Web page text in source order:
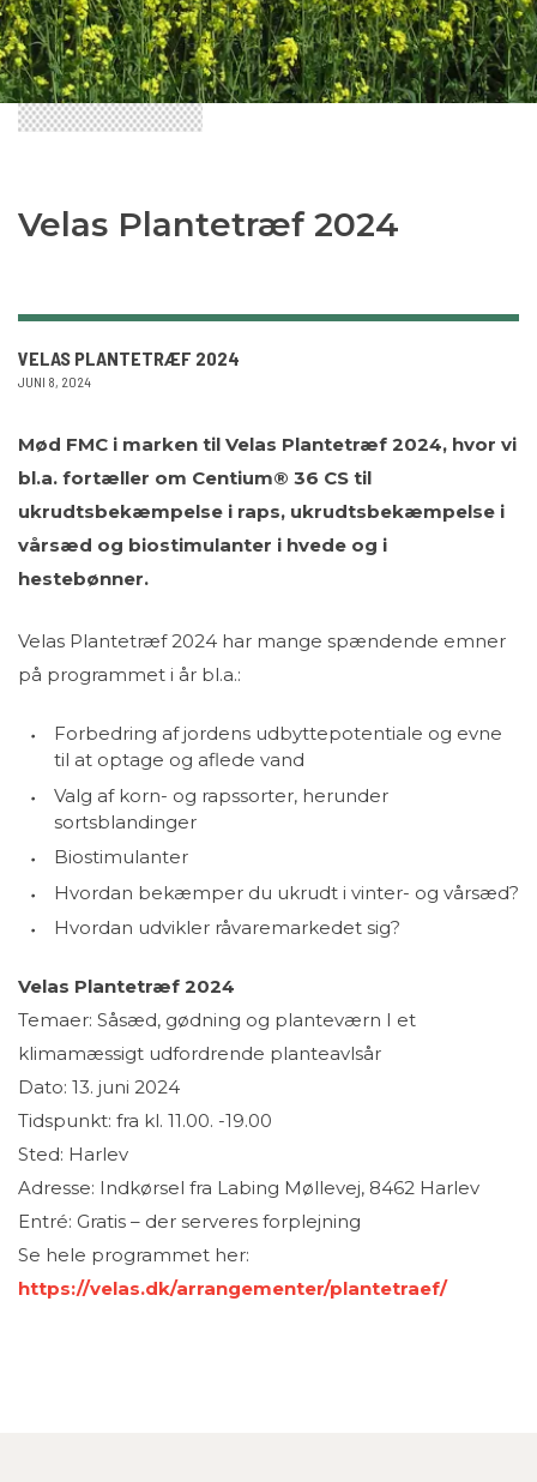
Velas Plantetræf 2024
VELAS PLANTETRÆF 2024
JUNI 8, 2024
Mød FMC i marken til Velas Plantetræf 2024, hvor vi
bl.a. fortæller om Centium® 36 CS til
ukrudtsbekæmpelse i raps, ukrudtsbekæmpelse i
vårsæd og biostimulanter i hvede og i
hestebønner.
Velas Plantetræf 2024 har mange spændende emner
på programmet i år bl.a.:
Forbedring af jordens udbyttepotentiale og evne
til at optage og aflede vand
Valg af korn- og rapssorter, herunder
sortsblandinger
Biostimulanter
Hvordan bekæmper du ukrudt i vinter- og vårsæd?
Hvordan udvikler råvaremarkedet sig?
Velas Plantetræf 2024
Temaer: Såsæd, gødning og planteværn I et
klimamæssigt udfordrende planteavlsår
Dato: 13. juni 2024
Tidspunkt: fra kl. 11.00. -19.00
Sted: Harlev
Adresse: Indkørsel fra Labing Møllevej, 8462 Harlev
Entré: Gratis – der serveres forplejning
Se hele programmet her:
https://velas.dk/arrangementer/plantetraef/